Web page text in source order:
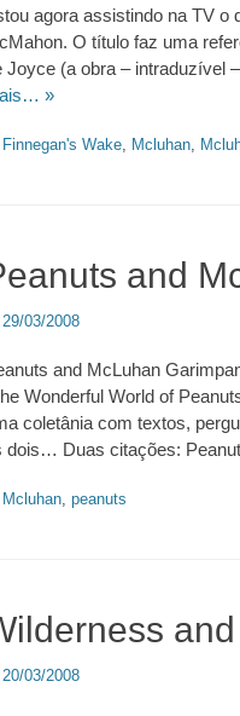
agora assistindo na TV o
O título faz uma
Joyce (a obra – intraduzível
»
Finnegan's Wake, Mcluhan,
and
29/03/2008
and McLuhan
Wonderful World of
coletânia com textos,
dois… Duas citações:
Mcluhan, peanuts
20/03/2008